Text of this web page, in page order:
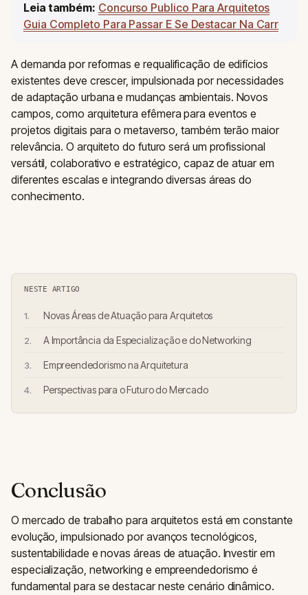
Leia também: Concurso Publico Para Arquitetos
Guia Completo Para Passar E Se Destacar Na Carr
A demanda por reformas e requalificação de edifícios
existentes deve crescer, impulsionada por necessidades
de adaptação urbana e mudanças ambientais. Novos
campos, como arquitetura efêmera para eventos e
projetos digitais para o metaverso, também terão maior
relevância. O arquiteto do futuro será um profissional
versátil, colaborativo e estratégico, capaz de atuar em
diferentes escalas e integrando diversas áreas do
conhecimento.
NESTE ARTIGO
Novas Áreas de Atuação para Arquitetos
A Importância da Especialização e do Networking
Empreendedorismo na Arquitetura
Perspectivas para o Futuro do Mercado
Conclusão
O mercado de trabalho para arquitetos está em constante
evolução, impulsionado por avanços tecnológicos,
sustentabilidade e novas áreas de atuação. Investir em
especialização, networking e empreendedorismo é
fundamental para se destacar neste cenário dinâmico.